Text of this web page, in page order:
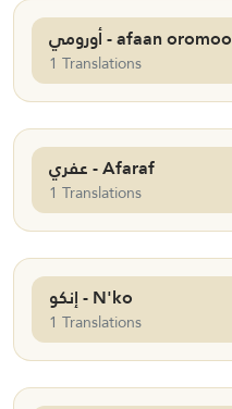
أورومي - afaan oromoo
1 Translations
عفري - Afaraf
1 Translations
إنكو - N'ko
1 Translations